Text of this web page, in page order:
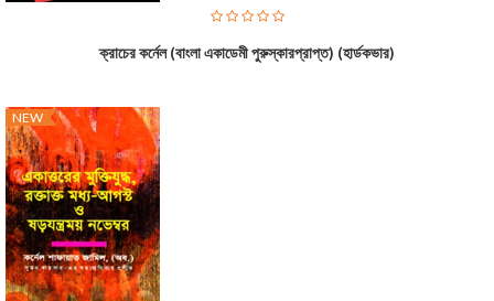
ক্রাচের কর্নেল (বাংলা একাডেমী পুরুস্কারপ্রাপ্ত) (হার্ডকভার)
NEW